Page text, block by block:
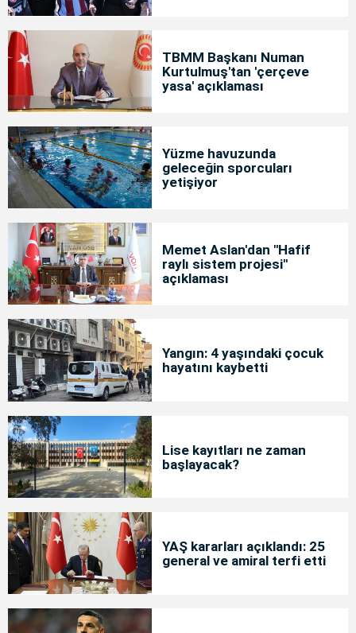
TBMM Başkanı Numan
Kurtulmuş'tan 'çerçeve
yasa' açıklaması
Yüzme havuzunda
geleceğin sporcuları
yetişiyor
Memet Aslan'dan "Hafif
raylı sistem projesi"
açıklaması
Yangın: 4 yaşındaki çocuk
hayatını kaybetti
Lise kayıtları ne zaman
başlayacak?
YAŞ kararları açıklandı: 25
general ve amiral terfi etti